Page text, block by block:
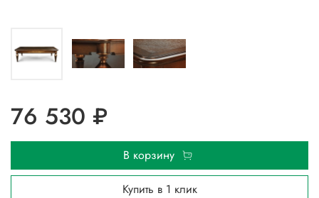
76 530 ₽
В корзину
Купить в 1 клик